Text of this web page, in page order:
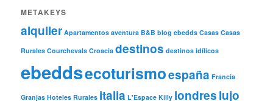
METAKEYS
alquiler Apartamentos aventura B&B blog ebedds Casas Casas
Rurales Courchevals Croacia destinos destinos idílicos
ebeddsecoturismoespaña Francia
Granjas Hoteles Rurales italia L'Espace Killy londreslujo